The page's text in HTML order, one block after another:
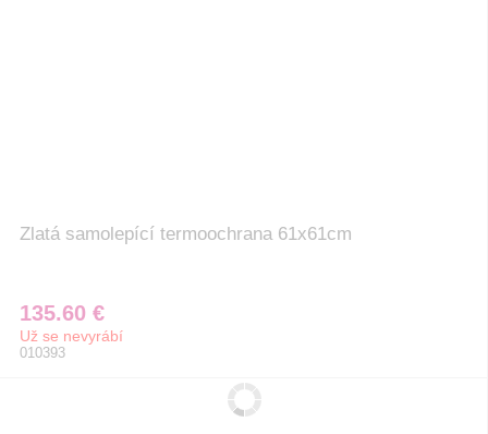
Zlatá samolepící termoochrana 61x61cm
135.60 €
Už se nevyrábí
010393